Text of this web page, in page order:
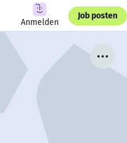
Anmelden
Job posten